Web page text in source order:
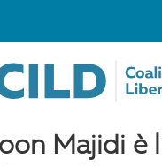
Majidi è